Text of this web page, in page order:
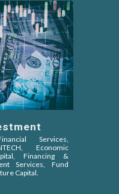
Services,
Economic
Financing &
Services, Fund
Capital